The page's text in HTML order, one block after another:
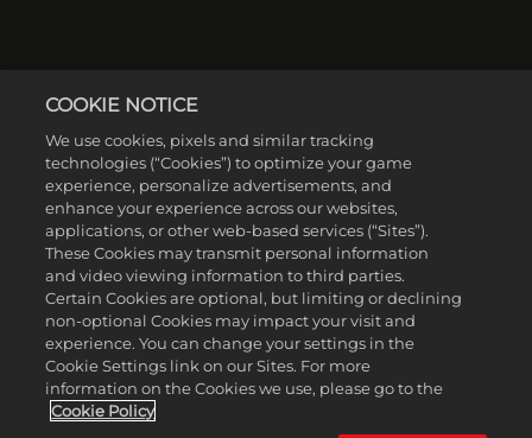
COOKIE NOTICE
We use cookies, pixels and similar tracking
technologies (“Cookies”) to optimize your game
experience, personalize advertisements, and
enhance your experience across our websites,
applications, or other web-based services (“Sites”).
These Cookies may transmit personal information
and video viewing information to third parties.
Certain Cookies are optional, but limiting or declining
non-optional Cookies may impact your visit and
experience. You can change your settings in the
Cookie Settings link on our Sites. For more
information on the Cookies we use, please go to the
Cookie Policy